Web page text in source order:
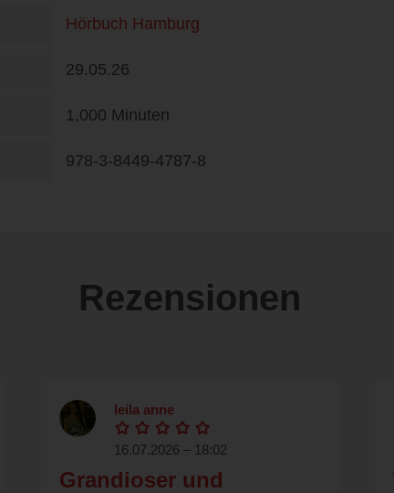
Hörbuch Hamburg
29.05.26
1,000 Minuten
978-3-8449-4787-8
Rezensionen
leila anne
16.07.2026 – 18:02
Grandioser und